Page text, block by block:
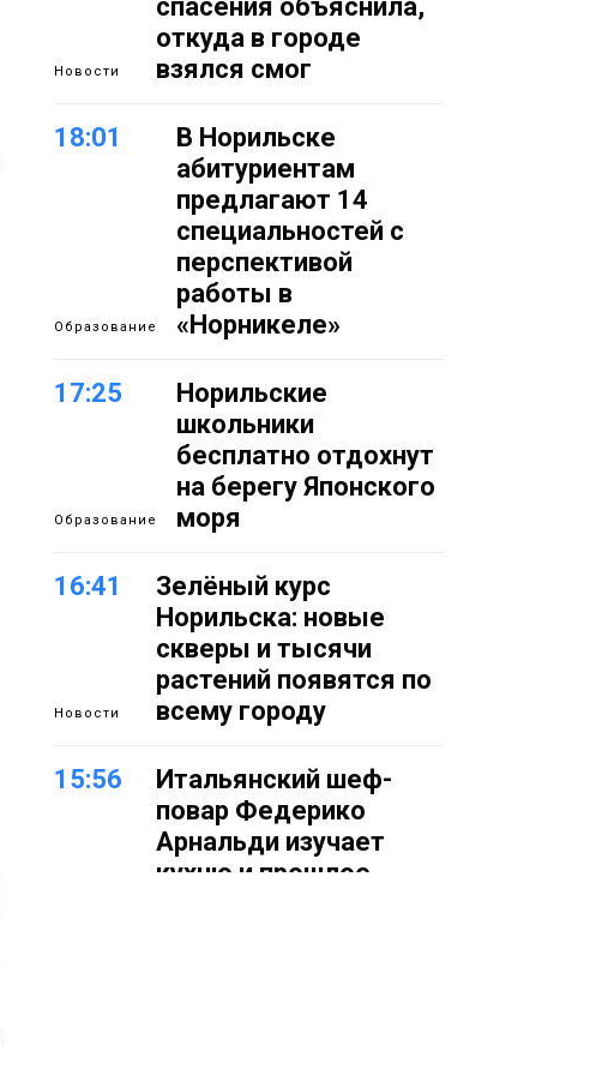
Новости
спасения объяснила,
откуда в городе
взялся смог
18:01
Образование
В Норильске
абитуриентам
предлагают 14
специальностей с
перспективой
работы в
«Норникеле»
17:25
Образование
Норильские
школьники
бесплатно отдохнут
на берегу Японского
моря
16:41
Новости
Зелёный курс
Норильска: новые
скверы и тысячи
растений появятся по
всему городу
15:56
Итальянский шеф-
повар Федерико
Арнальди изучает
кухню и прошлое